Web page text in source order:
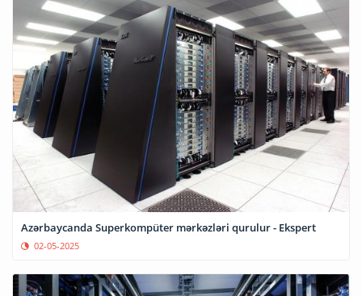
Azərbaycanda Superkompüter mərkəzləri qurulur - Ekspert
02-05-2025